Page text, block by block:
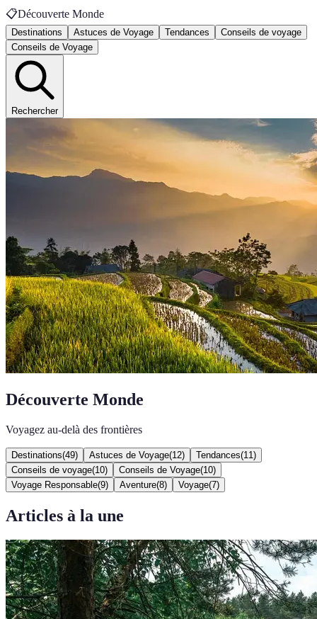
📋Découverte Monde
Destinations Astuces de Voyage Tendances
Conseils de voyage
Conseils de Voyage
Rechercher
Découverte Monde
Voyagez au-delà des frontières
Destinations(49) Astuces de Voyage(12) Tendances(11 )
Conseils de voyage(10) Conseils de Voyage(10)
Voyage Responsable(9) Aventure(8) Voyage(7)
Articles à la une